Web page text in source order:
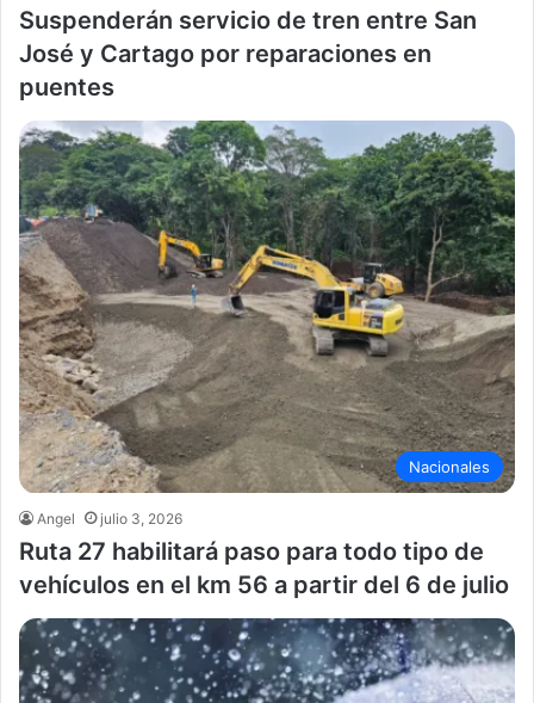
Suspenderán servicio de tren entre San
José y Cartago por reparaciones en
puentes
Nacionales
Angel julio 3, 2026
Ruta 27 habilitará paso para todo tipo de
vehículos en el km 56 a partir del 6 de julio